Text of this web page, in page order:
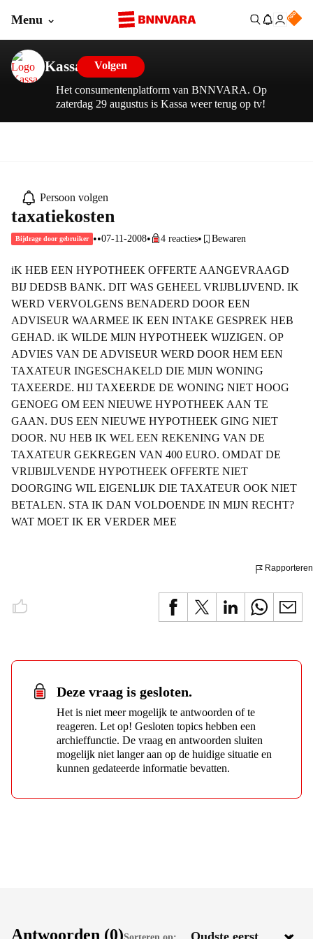
Menu
Kassa Volgen
Het consumentenplatform van BNNVARA. Op
zaterdag 29 augustus is Kassa weer terug op tv!
Persoon volgen
taxatiekosten
Bijdrage door gebruiker ••07-11-2008• 4 reacties• Bewaren
iK HEB EEN HYPOTHEEK OFFERTE AANGEVRAAGD
BIJ DEDSB BANK. DIT WAS GEHEEL VRIJBLIJVEND. IK
WERD VERVOLGENS BENADERD DOOR EEN
ADVISEUR WAARMEE IK EEN INTAKE GESPREK HEB
GEHAD. iK WILDE MIJN HYPOTHEEK WIJZIGEN. OP
ADVIES VAN DE ADVISEUR WERD DOOR HEM EEN
TAXATEUR INGESCHAKELD DIE MIJN WONING
TAXEERDE. HIJ TAXEERDE DE WONING NIET HOOG
GENOEG OM EEN NIEUWE HYPOTHEEK AAN TE
GAAN. DUS EEN NIEUWE HYPOTHEEK GING NIET
DOOR. NU HEB IK WEL EEN REKENING VAN DE
TAXATEUR GEKREGEN VAN 400 EURO. OMDAT DE
VRIJBIJLVENDE HYPOTHEEK OFFERTE NIET
DOORGING WIL EIGENLIJK DIE TAXATEUR OOK NIET
BETALEN. STA IK DAN VOLDOENDE IN MIJN RECHT?
WAT MOET IK ER VERDER MEE
Rapporteren
Deze vraag is gesloten.
Het is niet meer mogelijk te antwoorden of te
reageren. Let op! Gesloten topics hebben een
archieffunctie. De vraag en antwoorden sluiten
mogelijk niet langer aan op de huidige situatie en
kunnen gedateerde informatie bevatten.
Antwoorden (0)Sorteren op: